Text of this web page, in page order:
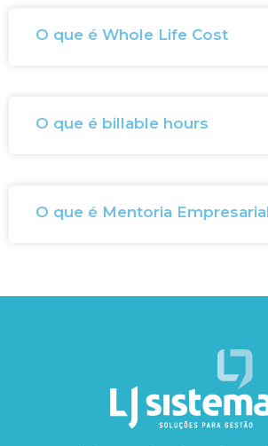
O que é Whole Life Cost
O que é billable hours
O que é Mentoria Empresarial